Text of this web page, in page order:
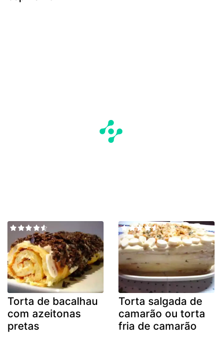
Torta de bacalhau
com azeitonas
pretas
Torta salgada de
camarão ou torta
fria de camarão